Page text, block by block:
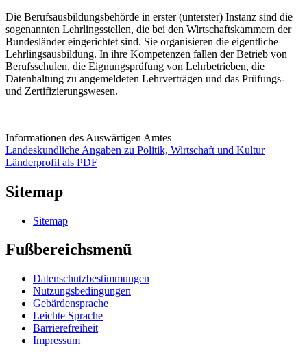
Die Berufsausbildungsbehörde in erster (unterster) Instanz sind die
sogenannten Lehrlingsstellen, die bei den Wirtschaftskammern der
Bundesländer eingerichtet sind. Sie organisieren die eigentliche
Lehrlingsausbildung. In ihre Kompetenzen fallen der Betrieb von
Berufsschulen, die Eignungsprüfung von Lehrbetrieben, die
Datenhaltung zu angemeldeten Lehrverträgen und das Prüfungs-
und Zertifizierungswesen.
Informationen des Auswärtigen Amtes
Landeskundliche Angaben zu Politik, Wirtschaft und Kultur
Länderprofil als PDF
Sitemap
Sitemap
Fußbereichsmenü
Datenschutzbestimmungen
Nutzungsbedingungen
Gebärdensprache
Leichte Sprache
Barrierefreiheit
Impressum